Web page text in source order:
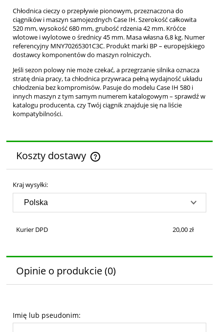
Chłodnica cieczy o przepływie pionowym, przeznaczona do
ciągników i maszyn samojezdnych Case IH. Szerokość całkowita
520 mm, wysokość 680 mm, grubość rdzenia 42 mm. Króćce
wlotowe i wylotowe o średnicy 45 mm. Masa własna 6,8 kg. Numer
referencyjny MNY70265301C3C. Produkt marki BP – europejskiego
dostawcy komponentów do maszyn rolniczych.
Jeśli sezon polowy nie może czekać, a przegrzanie silnika oznacza
stratę dnia pracy, ta chłodnica przywraca pełną wydajność układu
chłodzenia bez kompromisów. Pasuje do modelu Case IH 580 i
innych maszyn z tym samym numerem katalogowym – sprawdź w
katalogu producenta, czy Twój ciągnik znajduje się na liście
kompatybilności.
Koszty dostawy
Cena nie zawiera ewentualnych kosztów płatności
Kraj wysyłki:
Kurier DPD 20,00 zł
Opinie o produkcie (0)
Imię lub pseudonim: